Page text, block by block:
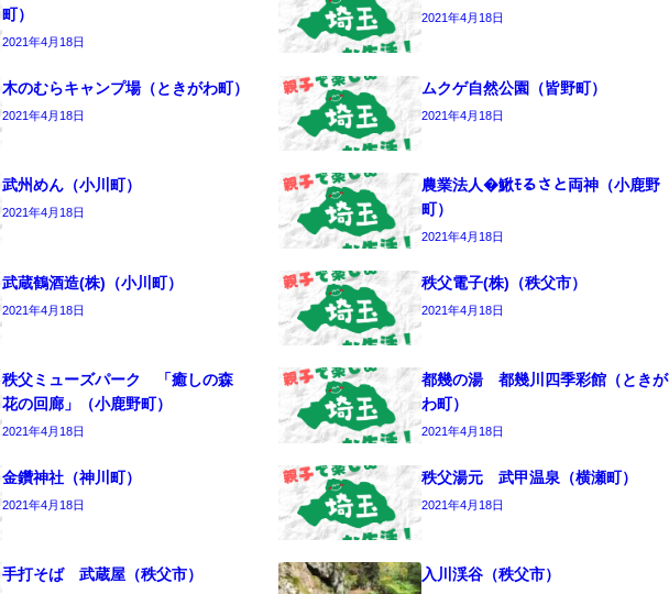
町）
2021年4月18日
2021年4月18日
木のむらキャンプ場（ときがわ町）
2021年4月18日
ムクゲ自然公園（皆野町）
2021年4月18日
武州めん（小川町）
2021年4月18日
農業法人�鰍ﾓるさと両神（小鹿野
町）
2021年4月18日
武蔵鶴酒造(株)（小川町）
2021年4月18日
秩父電子(株)（秩父市）
2021年4月18日
秩父ミューズパーク 「癒しの森
花の回廊」（小鹿野町）
2021年4月18日
都幾の湯 都幾川四季彩館（ときが
わ町）
2021年4月18日
金鑽神社（神川町）
2021年4月18日
秩父湯元 武甲温泉（横瀬町）
2021年4月18日
手打そば 武蔵屋（秩父市） 入川渓谷（秩父市）